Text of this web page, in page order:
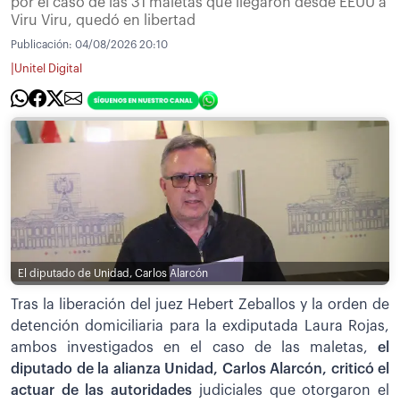
Viru Viru, quedó en libertad
Publicación: 04/08/2026 20:10
Unitel Digital
El diputado de Unidad, Carlos Alarcón
Tras la liberación del juez Hebert Zeballos y la orden de
detención domiciliaria para la exdiputada Laura Rojas,
ambos investigados en el caso de las maletas, el
diputado de la alianza Unidad, Carlos Alarcón, criticó el
actuar de las autoridades judiciales que otorgaron el